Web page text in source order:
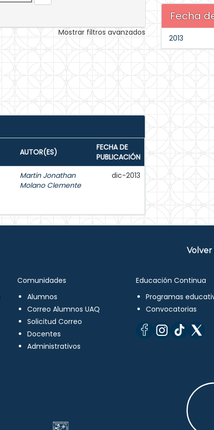
Mostrar filtros avanzados
AUTOR(ES)
FECHA DE
PUBLICACIÓN
Martin Jonathan
Molano Clemente
dic-2013
Fecha
2013
Volver
Comunidades
Alumnos
Correo Alumnos UAQ
Solicitud Correo
Docentes
Administrativos
Educación Continua
Programas
Convocatorias